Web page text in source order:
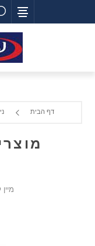
דף הבית
מיין